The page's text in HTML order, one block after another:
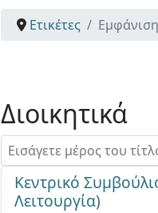
Ετικέτες
Διοικητικά
Εισάγετε μέρος του
Κεντρικό
Λειτουργία)